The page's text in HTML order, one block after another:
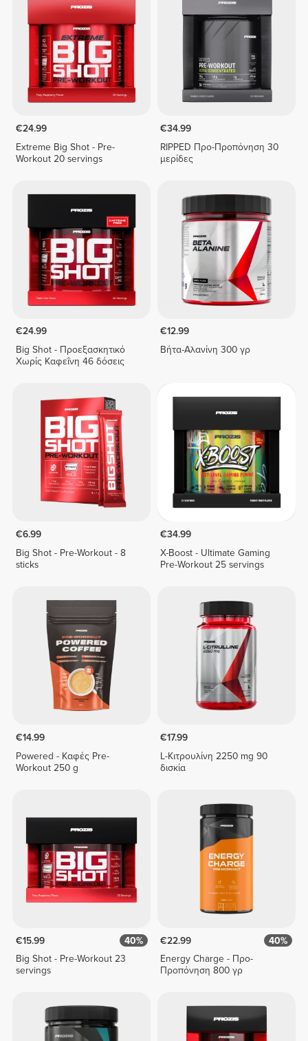
€24.99
Extreme Big Shot - Pre-
Workout 20 servings
€34.99
RIPPED Προ-Προπόνηση 30
μερίδες
€24.99
Big Shot - Προεξασκητικό
Χωρίς Καφεΐνη 46 δόσεις
€12.99
Βήτα-Αλανίνη 300 γρ
€6.99
Big Shot - Pre-Workout - 8
sticks
€34.99
X-Boost - Ultimate Gaming
Pre-Workout 25 servings
€14.99
Powered - Καφές Pre-
Workout 250 g
€17.99
L-Κιτρουλίνη 2250 mg 90
δισκία
€15.99
40%
Big Shot - Pre-Workout 23
servings
€22.99
40%
Energy Charge - Προ-
Προπόνηση 800 γρ